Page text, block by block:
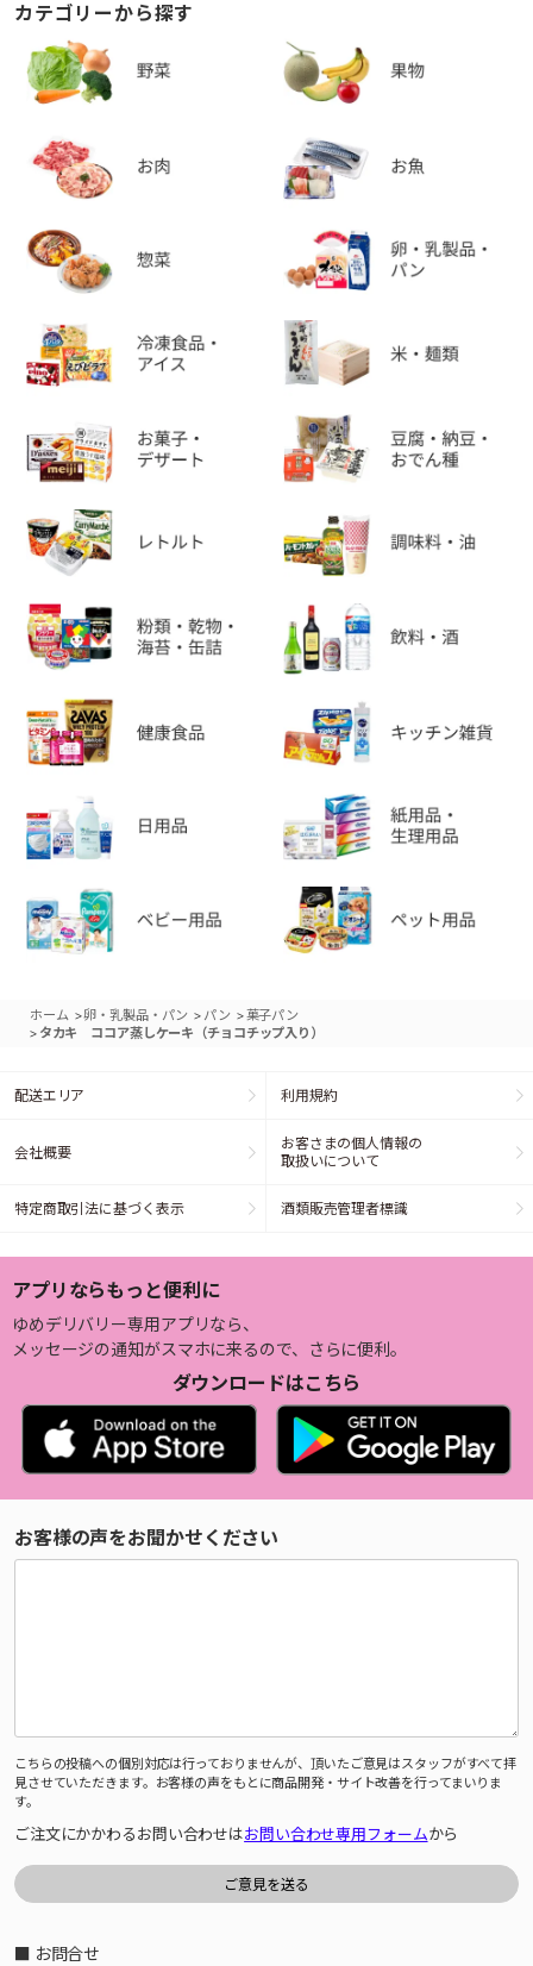
カテゴリーから探す
ホーム >卵・乳製品・パン > パン >菓子パン
> タカキ ココア蒸しケーキ（チョコチップ入り）
配送エリア 利用規約
会社概要
お客さまの個人情報の
取扱いについて
特定商取引法に基づく表示 酒類販売管理者標識
アプリならもっと便利に
ゆめデリバリー専用アプリなら、
メッセージの通知がスマホに来るので、さらに便利。
ダウンロードはこちら
お客様の声をお聞かせください
こちらの投稿への個別対応は行っておりませんが、頂いたご意見はスタッフがすべて拝
見させていただきます。お客様の声をもとに商品開発・サイト改善を行ってまいりま
す。
ご注文にかかわるお問い合わせはお問い合わせ専用フォームから
■ お問合せ